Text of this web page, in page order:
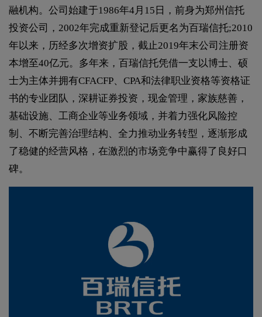
融机构。公司始建于1986年4月15日，前身为郑州信托
投资公司，2002年完成重新登记后更名为百瑞信托;2010
年以来，历经多次增资扩股，截止2019年末公司注册资
本增至40亿元。多年来，百瑞信托凭借一支以博士、硕
士为主体并拥有CFACFP、CPA和法律职业资格等资格证
书的专业团队，深耕证券投资，现金管理，家族慈善，
基础设施、工商企业等业务领域，并着力强化风险控
制、不断完善治理结构、全力推动业务转型，逐渐形成
了稳健的经营风格，在激烈的市场竞争中赢得了良好口
碑。